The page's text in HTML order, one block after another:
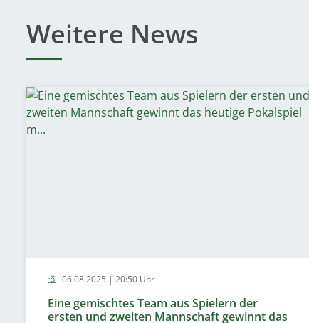
Weitere News
06.08.2025 | 20:50 Uhr
Eine gemischtes Team aus Spielern der
ersten und zweiten Mannschaft gewinnt das